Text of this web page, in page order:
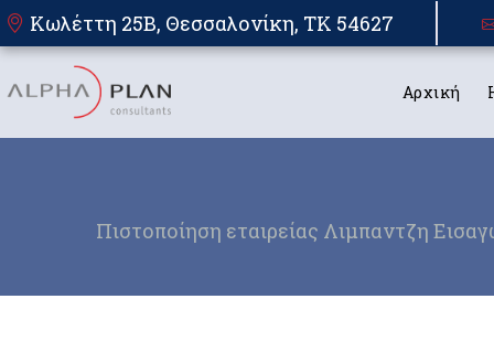
Κωλέττη 25Β, Θεσσαλονίκη, TK 54627
Αρχική
Πιστοποίηση εταιρείας Λιμπαντζη